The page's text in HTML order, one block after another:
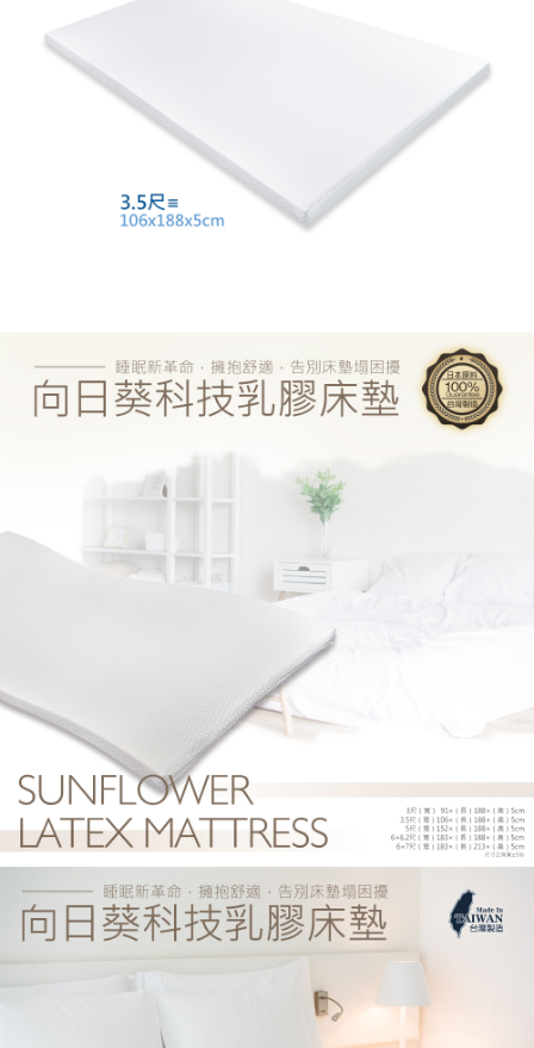
恩沛科技股份有限公司將有權停止該用戶之使用額度並採取法律行動。